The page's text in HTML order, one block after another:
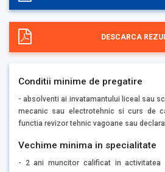
DESCARCA
Conditii minime de pregatire
- absolventi ai invatamantului liceal sau
mecanic sau electrotehnic si curs de
functia revizor tehnic vagoane sau
Vechime minima in specialitate
- 2 ani muncitor calificat in activitatea